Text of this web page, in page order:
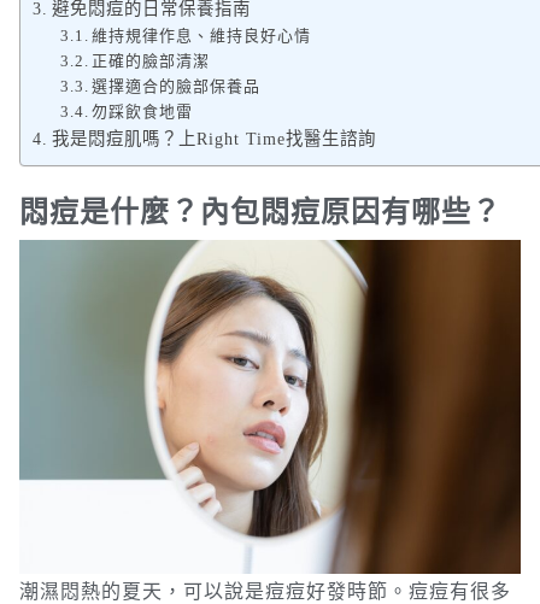
避免悶痘的日常保養指南
維持規律作息、維持良好心情
正確的臉部清潔
選擇適合的臉部保養品
勿踩飲食地雷
我是悶痘肌嗎？上Right Time找醫生諮詢
悶痘是什麼？內包悶痘原因有哪些？
潮濕悶熱的夏天，可以說是痘痘好發時節。痘痘有很多